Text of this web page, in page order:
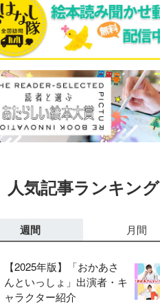
人気記事ランキング
週間 月間
【2025年版】「おかあさ
んといっしょ」出演者・キ
ャラクター紹介